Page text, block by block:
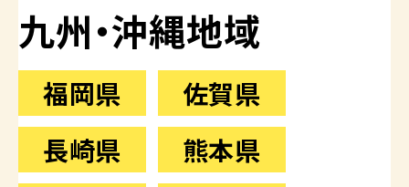
九州・沖縄地域
福岡県
佐賀県
長崎県
熊本県